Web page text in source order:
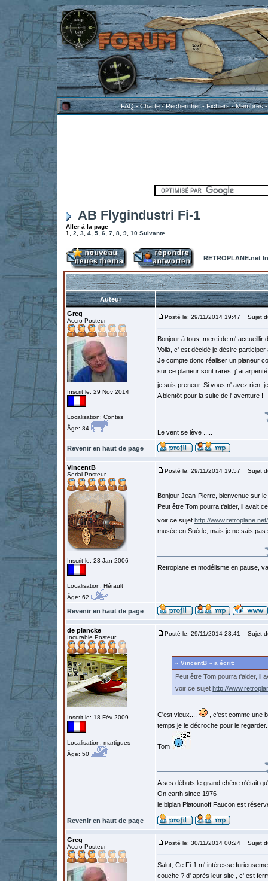
FAQ-Charte-Rechercher-Fichiers-Membres
AB Flygindustri Fi-1
Aller à la page
1
2 3 4 5 6 7 8 9 10 Suivante
RETROPLANE.net
Auteur
Greg
Accro Posteur
Inscrit le: 29 Nov 2014
Localisation: Contes
Âge: 84
Posté le: 29/11/2014 19:47 Sujet
Bonjour à tous, merci de m' accueillir
Voilà, c' est décidé je désire
Je compte donc réaliser un planeur
sur ce planeur sont rares, j' ai
je suis preneur. Si vous n' avez rien,
A bientôt pour la suite de l' aventure !
Le vent se lève .....
Revenir en haut de page
VincentB
Serial Posteur
Inscrit le: 23 Jan 2006
Localisation: Hérault
Âge: 62
Posté le: 29/11/2014 19:57 Sujet
Bonjour Jean-Pierre, bienvenue sur
Peut être Tom pourra t'aider, il avait
voir ce sujet http://
musée en Suède, mais je ne sais
Retroplane et modélisme en pause,
Revenir en haut de page
de plancke
Incurable Posteur
Inscrit le: 18 Fév 2009
Localisation: martigues
Âge: 50
Posté le: 29/11/2014 23:41 Sujet
« VincentB » a écrit:
Peut être Tom pourra t'aider, il
voir ce sujethttp://
C'est vieux....
, c'est comme une
temps je le décroche pour le
Tom
A ses débuts le grand chéne n'était
On earth since 1976
le biplan Platounoff Faucon est
Revenir en haut de page
Greg
Accro Posteur
Posté le: 30/11/2014 00:24 Sujet
Salut, Ce Fi-1 m' intéresse
couche ? d' après leur site , c' est